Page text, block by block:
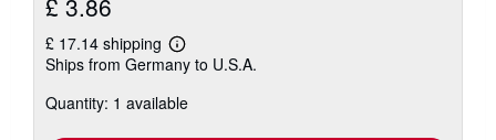
£ 17.14 shipping
Learn
more
shipping
Ships from Germany to U.S.A.
Quantity: 1 available